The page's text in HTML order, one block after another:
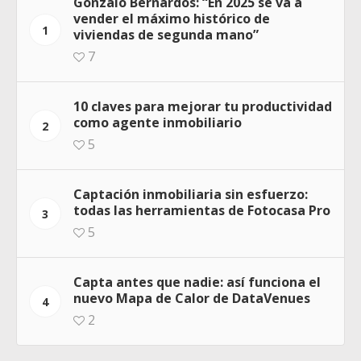
1
vender el máximo histórico de
viviendas de segunda mano”
7
2
10 claves para mejorar tu productividad
como agente inmobiliario
5
3
Captación inmobiliaria sin esfuerzo:
todas las herramientas de Fotocasa Pro
5
4
Capta antes que nadie: así funciona el
nuevo Mapa de Calor de DataVenues
2